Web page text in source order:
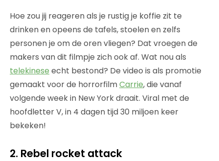
Hoe zou jij reageren als je rustig je koffie zit te
drinken en opeens de tafels, stoelen en zelfs
personen je om de oren vliegen? Dat vroegen de
makers van dit filmpje zich ook af. Wat nou als
telekinese echt bestond? De video is als promotie
gemaakt voor de horrorfilmCarrie, die vanaf
volgende week in New York draait. Viral met de
hoofdletter V, in 4 dagen tijd 30 miljoen keer
bekeken!
2. Rebel rocket attack